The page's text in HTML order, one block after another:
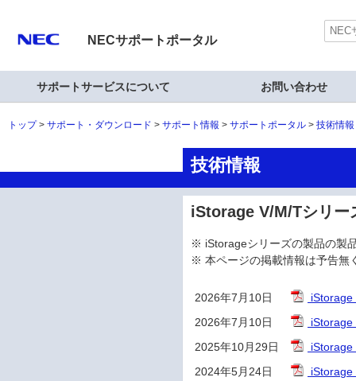
NECサポートポータル
サポートサービスについて お問い合わせ
トップ サポート・ダウンロード サポート情報 サポートポータル 技術情
技術情報
iStorage V/M/Tシリー
※ iStorageシリーズの製品の製
※ 本ページの掲載情報は予告無
2026年7月10日
iStorage
2026年7月10日
iStorage
2025年10月29日
iStorage
2024年5月24日
iStorage